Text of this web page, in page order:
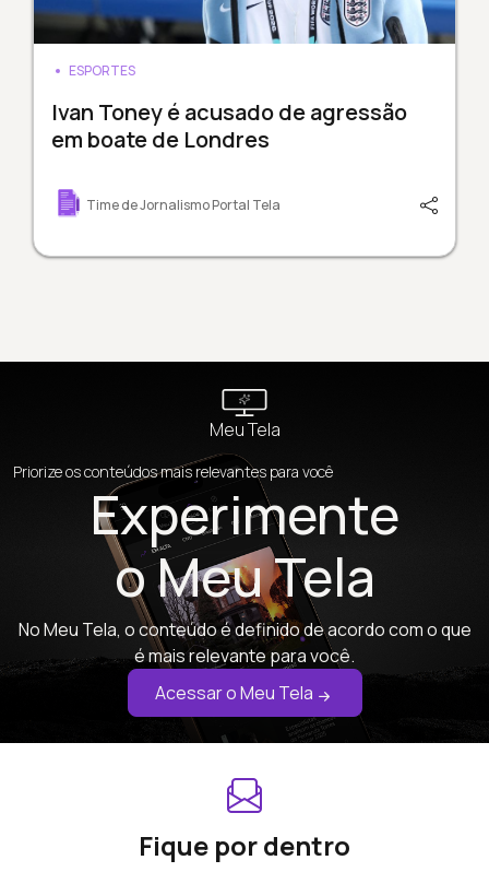
ESPORTES
Ivan Toney é acusado de agressão
em boate de Londres
Time de Jornalismo Portal Tela
Meu Tela
Priorize os conteúdos mais relevantes para você
Experimente
o Meu Tela
No Meu Tela, o conteúdo é definido de acordo com o que
é mais relevante para você.
Acessar o Meu Tela
Fique por dentro